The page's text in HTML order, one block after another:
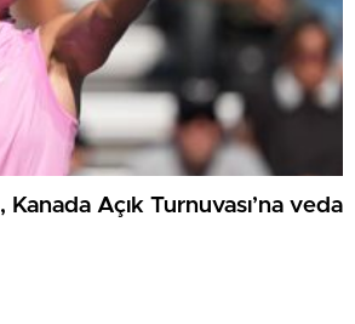
Açık Turnuvası’na veda